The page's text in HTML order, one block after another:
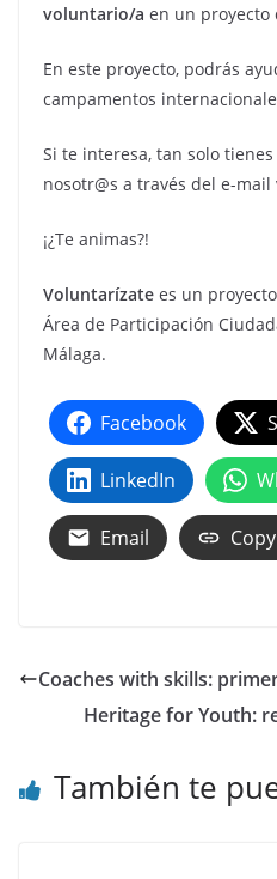
voluntario/a en un proyecto
En este proyecto, podrás
campamentos
Si te interesa, tan solo
nosotr@s a través del e-
¡¿Te animas?!
Voluntarízate es un
Área de Participación
Málaga.
Facebook
LinkedIn
Email
Coaches with skills:
Heritage for Youth:
También te